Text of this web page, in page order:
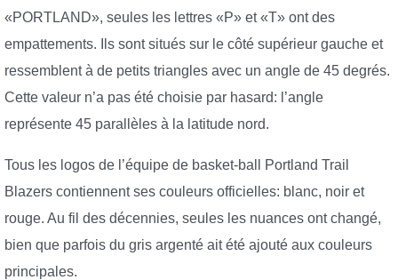
«PORTLAND», seules les lettres «P» et «T» ont des
empattements. Ils sont situés sur le côté supérieur gauche et
ressemblent à de petits triangles avec un angle de 45 degrés.
Cette valeur n’a pas été choisie par hasard: l’angle
représente 45 parallèles à la latitude nord.
Tous les logos de l’équipe de basket-ball Portland Trail
Blazers contiennent ses couleurs officielles: blanc, noir et
rouge. Au fil des décennies, seules les nuances ont changé,
bien que parfois du gris argenté ait été ajouté aux couleurs
principales.